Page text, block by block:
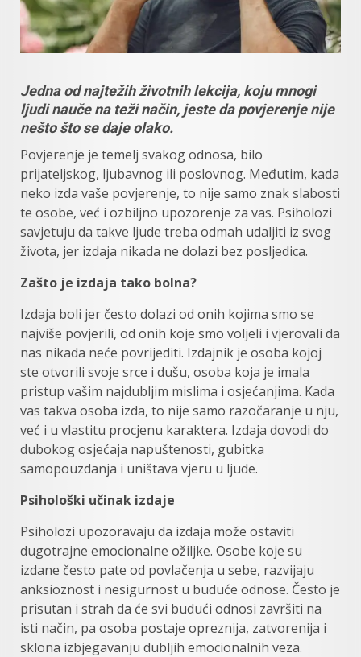
Jedna od najtežih životnih lekcija, koju mnogi
ljudi nauče na teži način, jeste da povjerenje nije
nešto što se daje olako.
Povjerenje je temelj svakog odnosa, bilo
prijateljskog, ljubavnog ili poslovnog. Međutim, kada
neko izda vaše povjerenje, to nije samo znak slabosti
te osobe, već i ozbiljno upozorenje za vas. Psiholozi
savjetuju da takve ljude treba odmah udaljiti iz svog
života, jer izdaja nikada ne dolazi bez posljedica.
Zašto je izdaja tako bolna?
Izdaja boli jer često dolazi od onih kojima smo se
najviše povjerili, od onih koje smo voljeli i vjerovali da
nas nikada neće povrijediti. Izdajnik je osoba kojoj
ste otvorili svoje srce i dušu, osoba koja je imala
pristup vašim najdubljim mislima i osjećanjima. Kada
vas takva osoba izda, to nije samo razočaranje u nju,
već i u vlastitu procjenu karaktera. Izdaja dovodi do
dubokog osjećaja napuštenosti, gubitka
samopouzdanja i uništava vjeru u ljude.
Psihološki učinak izdaje
Psiholozi upozoravaju da izdaja može ostaviti
dugotrajne emocionalne ožiljke. Osobe koje su
izdane često pate od povlačenja u sebe, razvijaju
anksioznost i nesigurnost u buduće odnose. Često je
prisutan i strah da će svi budući odnosi završiti na
isti način, pa osoba postaje opreznija, zatvorenija i
sklona izbjegavanju dubljih emocionalnih veza.